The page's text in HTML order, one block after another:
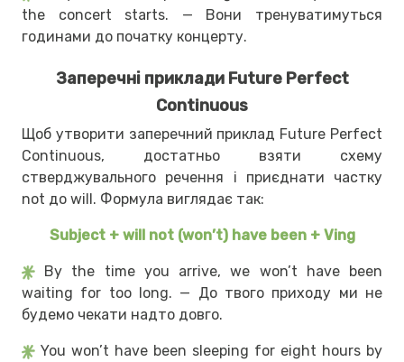
the concert starts. — Вони тренуватимуться
годинами до початку концерту.
Заперечні приклади Future Perfect
Continuous
Щоб утворити заперечний приклад Future Perfect
Continuous, достатньо взяти схему
стверджувального речення і приєднати частку
not до will. Формула виглядає так:
Subject + will not (won’t) have been + Ving
By the time you arrive, we won’t have been
waiting for too long. — До твого приходу ми не
будемо чекати надто довго.
You won’t have been sleeping for eight hours by